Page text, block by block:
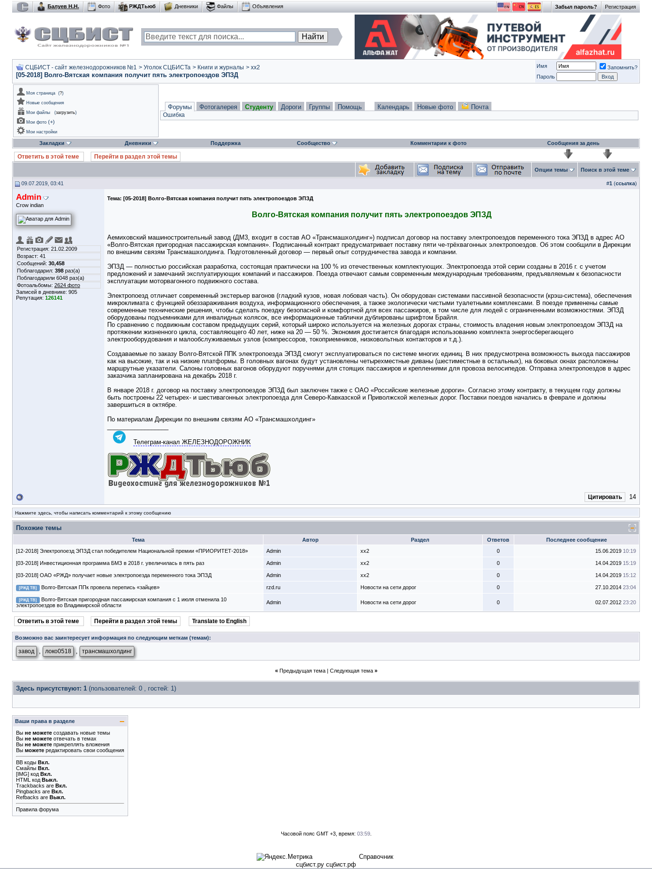
Регистрация
Забыл пароль?
Балуев Н.Н. Фото РЖДТьюб Дневники Файлы Объявления
СЦБИСТ - сайт железнодорожников №1 > Уголок СЦБИСТа > Книги и журналы > xx2
[05-2018] Волго-Вятская компания получит пять электропоездов ЭПЗД
Имя
Запомнить?
Пароль
Моя страница (?)
Новые сообщения
Мои файлы
(загрузить)
Мои фото (+)
Мои настройки
Форумы Фотогалерея Студенту Дороги Группы Помощь Календарь Новые фото Почта
Ошибка
Закладки Дневники Поддержка Сообщество Комментарии к фото Сообщения за день
Ответить в этой теме Перейти в раздел этой темы
Опции темы Поиск в этой теме
09.07.2019, 03:41 #1 (ссылка)
Admin
Crow indian
Регистрация: 21.02.2009
Возраст: 41
Сообщений: 30,458
Поблагодарил: 398 раз(а)
Поблагодарили 6048 раз(а)
Фотоальбомы: 2624 фото
Записей в дневнике: 905
Репутация: 126141
Тема: [05-2018] Волго-Вятская компания получит пять электропоездов ЭПЗД
Волго-Вятская компания получит пять электропоездов ЭПЗД
Аемиховский машиностроительный завод (ДМ3, входит в состав АО «Трансмашхолдинг») подписал договор на поставку электропоездов переменного тока ЭПЗД в адрес АО
«Волго-Вятская пригородная пассажирская компания». Подписанный контракт предусматривает поставку пяти че-трёхвагонных электропоездов. Об этом сообщили в Дирекции
по внешним связям Трансмашхолдинга. Подготовленный договор — первый опыт сотрудничества завода и компании.
ЭПЗД — полностью российская разработка, состоящая практически на 100 % из отечественных комплектующих. Электропоезда этой серии созданы в 2016 г. с учетом
предложений и замечаний эксплуатирующих компаний и пассажиров. Поезда отвечают самым современным международным требованиям, предъявляемым к безопасности
эксплуатации моторвагонного подвижного состава.
Электропоезд отличает современный экстерьер вагонов (гладкий кузов, новая лобовая часть). Он оборудован системами пассивной безопасности (крэш-система), обеспечения
микроклимата с функцией обеззараживания воздуха, информационного обеспечения, а также экологически чистыми туалетными комплексами. В поезде применены самые
современные технические решения, чтобы сделать поездку безопасной и комфортной для всех пассажиров, в том числе для людей с ограниченными возможностями. ЭПЗД
оборудованы подъемниками для инвалидных колясок, все информационные таблички дублированы шрифтом Брайля.
По сравнению с подвижным составом предыдущих серий, который широко используется на железных дорогах страны, стоимость владения новым электропоездом ЭПЗД на
протяжении жизненного цикла, составляющего 40 лет, ниже на 20 — 50 %. Экономия достигается благодаря использованию комплекта энергосберегающего
электрооборудования и малообслуживаемых узлов (компрессоров, токоприемников, низковольтных контакторов и т.д.).
Создаваемые по заказу Волго-Вятской ППК электропоезда ЭПЗД смогут эксплуатироваться по системе многих единиц. В них предусмотрена возможность выхода пассажиров
как на высокие, так и на низкие платформы. В головных вагонах будут установлены четырехместные диваны (шестиместные в остальных), на боковых окнах расположены
маршрутные указатели. Салоны головных вагонов оборудуют поручнями для стоящих пассажиров и креплениями для провоза велосипедов. Отправка электропоездов в адрес
заказчика запланирована на декабрь 2018 г.
В январе 2018 г. договор на поставку электропоездов ЭПЗД был заключен также с ОАО «Российские железные дороги». Согласно этому контракту, в текущем году должны
быть построены 22 четырех- и шестивагонных электропоезда для Северо-Кавказской и Приволжской железных дорог. Поставки поездов начались в феврале и должны
завершиться в октябре.
По материалам Дирекции по внешним связям АО «Трансмашхолдинг»
Телеграм-канал ЖЕЛЕЗНОДОРОЖНИК
Цитировать 14
Нажмите здесь, чтобы написать комментарий к этому сообщению
Похожие темы
Тема Автор Раздел Ответов
Последнее сообщение
[12-2018] Электропоезд ЭПЗД стал победителем Национальной премии «ПРИОРИТЕТ-2018»
Admin xx2 0 15.06.2019 10:19
[03-2018] Инвестиционная программа БМЗ в 2018 г. увеличилась в пять раз Admin xx2 0 14.04.2019 15:19
[03-2018] ОАО «РЖД» получает новые электропоезда переменного тока ЭПЗД Admin xx2 0 14.04.2019 15:12
[РЖД ТВ] Волго-Вятская ППк провела перепись «зайцев» rzd.ru Новости на сети дорог 0 27.10.2014 23:04
[РЖД ТВ]
Волго-Вятская пригородная пассажирская компания с 1 июля отменила 10
электропоездов во Владимирской области
Admin Новости на сети дорог 0 02.07.2012 23:20
Ответить в этой теме Перейти в раздел этой темы Translate to English
Возможно вас заинтересует информация по следующим меткам (темам):
завод локо0518 трансмашхолдинг
« Предыдущая тема| Следующая тема »
Здесь присутствуют: 1 (пользователей: 0 , гостей: 1)
Ваши права в разделе
Вы не можете создавать новые темы
Вы не можете отвечать в темах
Вы не можете прикреплять вложения
Вы можете редактировать свои сообщения
BB коды Вкл.
Смайлы Вкл.
[IMG] код Вкл.
HTML код Выкл.
Trackbacks are Вкл.
Pingbacks are Вкл.
Refbacks are Выкл.
Правила форума
Часовой пояс GMT +3, время: 03:59.
Справочник
сцбист.ру сцбист.рф